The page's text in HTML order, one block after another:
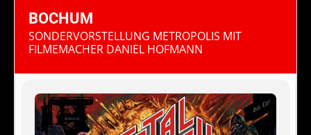
BOCHUM
SONDERVORSTELLUNG METROPOLIS MIT
FILMEMACHER DANIEL HOFMANN